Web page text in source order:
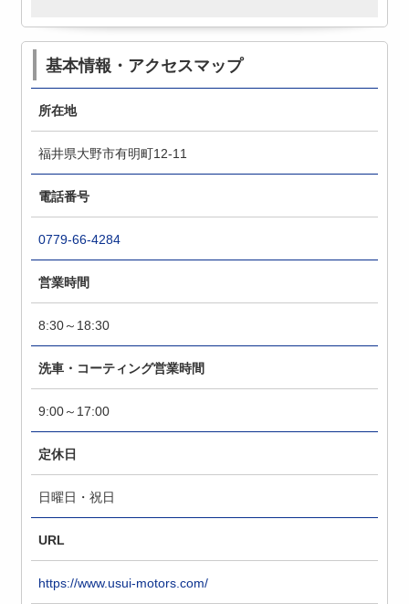
基本情報・アクセスマップ
所在地
福井県大野市有明町12-11
電話番号
0779-66-4284
営業時間
8:30～18:30
洗車・コーティング営業時間
9:00～17:00
定休日
日曜日・祝日
URL
https://www.usui-motors.com/